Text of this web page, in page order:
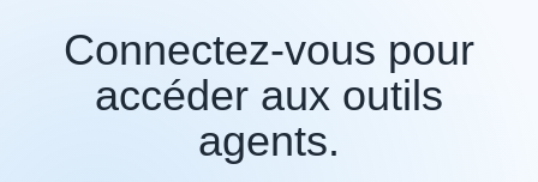
Connectez-vous pour
accéder aux outils
agents.